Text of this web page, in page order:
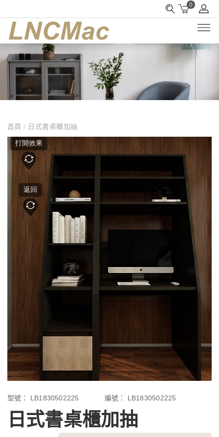
0
首頁/ 日式書桌櫃加抽
型號： LB1830502225 編號： LB1830502225
日式書桌櫃加抽